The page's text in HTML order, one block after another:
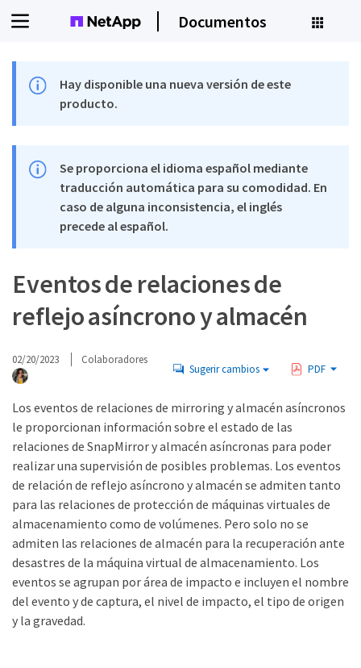
Documentos
Hay disponible una nueva versión de este
producto.
Se proporciona el idioma español mediante
traducción automática para su comodidad. En
caso de alguna inconsistencia, el inglés
precede al español.
Eventos de relaciones de
reflejo asíncrono y almacén
02/20/2023 Colaboradores
Sugerir cambios PDF
Los eventos de relaciones de mirroring y almacén asíncronos
le proporcionan información sobre el estado de las
relaciones de SnapMirror y almacén asíncronas para poder
realizar una supervisión de posibles problemas. Los eventos
de relación de reflejo asíncrono y almacén se admiten tanto
para las relaciones de protección de máquinas virtuales de
almacenamiento como de volúmenes. Pero solo no se
admiten las relaciones de almacén para la recuperación ante
desastres de la máquina virtual de almacenamiento. Los
eventos se agrupan por área de impacto e incluyen el nombre
del evento y de captura, el nivel de impacto, el tipo de origen
y la gravedad.